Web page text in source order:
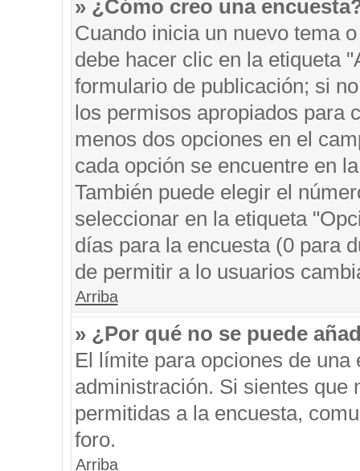
» ¿Cómo creo una
Cuando inicia un nuevo tema
debe hacer clic en la etiqueta
formulario de publicación; si
los permisos apropiados para
menos dos opciones en el
cada opción se encuentre en
También puede elegir el
seleccionar en la etiqueta
días para la encuesta (0 para
de permitir a lo usuarios
Arriba
» ¿Por qué no se puede
El límite para opciones de una
administración. Si sientes que
permitidas a la encuesta,
foro.
Arriba